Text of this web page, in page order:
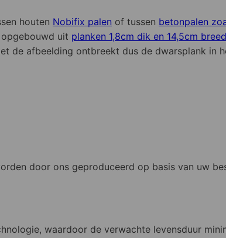
houten Nobifix palen of tussen betonpalen
uit planken 1,8cm dik en 14,5cm breed
de afbeelding ontbreekt dus de dwarsplank in
door ons geproduceerd op basis van uw
waardoor de verwachte levensduur